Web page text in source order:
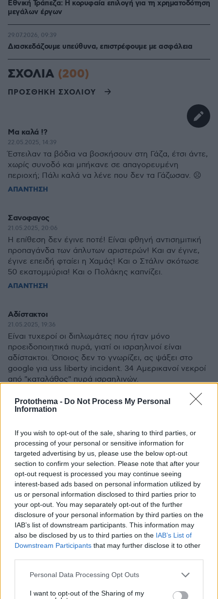
Protothema - Do Not Process My Personal
Information
If you wish to opt-out of the sale, sharing to third parties, or
processing of your personal or sensitive information for
targeted advertising by us, please use the below opt-out
section to confirm your selection. Please note that after your
opt-out request is processed you may continue seeing
interest-based ads based on personal information utilized by
us or personal information disclosed to third parties prior to
your opt-out. You may separately opt-out of the further
disclosure of your personal information by third parties on the
IAB’s list of downstream participants. This information may
also be disclosed by us to third parties on the IAB’s List of
Downstream Participants that may further disclose it to other
Please note that this website/app uses one or more Google
not limited to your visit or usage behaviour. You may click to
Personal Data Processing Opt Outs
I want to opt-out of the Sharing of my
Εθνική Τράπεζα: Η κορυφαία επιλογή για τη χρηματοδότηση
μεγάλων έργων
Διασκεδάζουμε υπεύθυνα, επιστρέφουμε με ασφάλεια
29.07.2026, 09:39
ΣΧΟΛΙΑ (200)
ΠΡΟΣΘΗΚΗ ΣΧΟΛΙΟΥ
Μα καλά !?
22.05.2025, 14:39
Έστειλαν τα βόδια να βοσκήσουν στη Γάζα, έτσι άντε,
χωρίς συνοδό και μπήκανε σε απαγορευμένη
περιοχή; Πάλι καλά να λένε που δεν τα Γάζωσαν. ☹️
ΑΠΑΝΤΗΣΗ
Σανοφαγος
21.05.2025, 20:06
Η επίθεση δεν έγινε ποτέ! Είναι φθηνή αντισημιτική
προπαγάνδα των άπλυτων αριστερών! Και αν έγινε,
έγινε επειδή φταίει η Χαμάς! Και ο Στάλιν σκότωσε
50 εκατομμύρια! Και ο Πολάκης καπνίζει.
ΑΠΑΝΤΗΣΗ
Aδίστακτοι
21.05.2025, 19:36
Είναι τυχεροί οι διπλωμάτες που ήταν μόνο
προειδοποιητικά πυρά, γιατί οι ισραηλινοί είναι
αδίστακτοι. Όποιος δεν το γνωρίζει, ας ψάξει στο
google για uss liberty incident. 34 Αμερικανοί νεκροί
από "καταλάθος" πυρά ισραηλινών.
Γιατι δεν
δεν ψαχνεις και τα κατορθωματα των
παντοφλαδων
ΑΠΑΝΤΗΣΗ
Σαμουήλ
21.05.2025, 18:23
ΧΑ ΧΑ ΧΑ σαν λαγοί τρέχανε να κρυφτούν
ΑΠΑΝΤΗΣΗ
Να δεις εσυ